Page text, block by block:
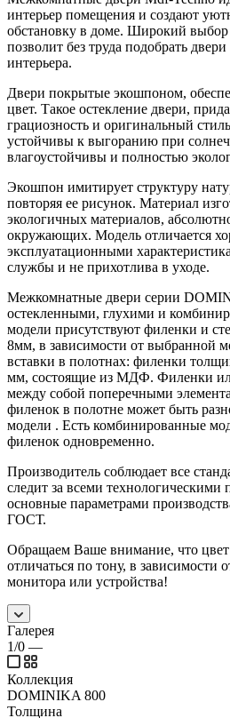
интерьер помещения и создают
обстановку в доме. Широкий выбор
позволит без труда подобрать
интерьера.
Двери покрытые экошпоном,
цвет. Такое остекление двери,
грациозность и оригинальный
устойчивы к выгоранию при
влагоустойчивы и полностью
Экошпон имитирует структуру
повторяя ее рисунок. Материал
экологичных материалов,
окружающих. Модель отличается
эксплуатационными
службы и не прихотлива в уходе.
Межкомнатные двери серии
остекленными, глухими и
модели присутствуют филенки и
8мм, в зависимости от выбранной
вставки в полотнах: филенки
мм, состоящие из МДФ. Филенки
между собой поперечными
филенок в полотне может быть
модели . Есть комбинированные
филенок одновременно.
Производитель соблюдает все
следит за всеми технологическими
основные параметрами
ГОСТ.
Обращаем Ваше внимание, что
отличаться по тону, в зависимости
монитора или устройства!
Галерея
1/0 —
Коллекция
DOMINIKA 800
Толщина